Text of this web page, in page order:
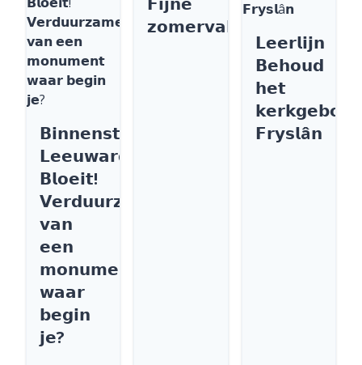
𝗕𝗶𝗻𝗻𝗲𝗻𝘀𝘁𝗮𝗱
𝗟𝗲𝗲𝘂𝘄𝗮𝗿𝗱𝗲𝗻
𝗕𝗹𝗼𝗲𝗶𝘁!
𝗩𝗲𝗿𝗱𝘂𝘂𝗿𝘇𝗮𝗺𝗲𝗻
𝘃𝗮𝗻
𝗲𝗲𝗻
𝗺𝗼𝗻𝘂𝗺𝗲𝗻𝘁
𝘄𝗮𝗮𝗿
𝗯𝗲𝗴𝗶𝗻
𝗷𝗲?
𝘇𝗼𝗺𝗲𝗿𝘃𝗮𝗸𝗮𝗻𝘁𝗶𝗲
𝗟𝗲𝗲𝗿𝗹𝗶𝗷𝗻
𝗕𝗲𝗵𝗼𝘂𝗱
𝗵𝗲𝘁
𝗙𝗿𝘆𝘀𝗹â𝗻